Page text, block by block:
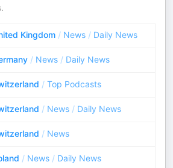
Kingdom / News / Daily News
/ News / Daily News
/ Top Podcasts
/ News / Daily News
/ News
/ News / Daily News